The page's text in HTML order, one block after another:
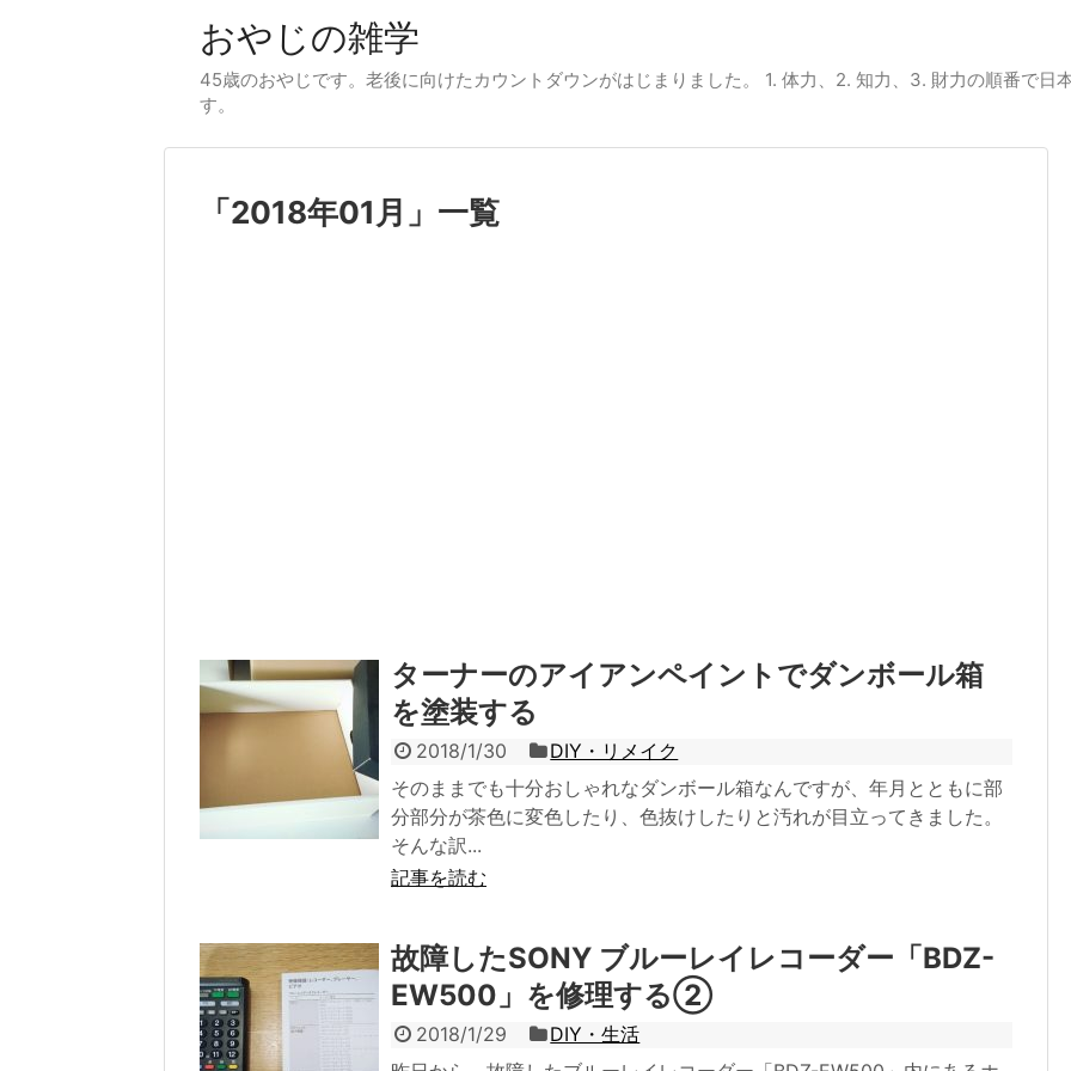
おやじの雑学
45歳のおやじです。老後に向けたカウントダウンがはじまりました。 1. 体力、2. 知力、3. 財力の順番で日
す。
「 2018年01月 」 一覧
ターナーのアイアンペイントでダンボール箱
を塗装する
2018/1/30
DIY・リメイク
そのままでも十分おしゃれなダンボール箱なんですが、年月とともに部
分部分が茶色に変色したり、色抜けしたりと汚れが目立ってきました。
そんな訳...
記事を読む
故障したSONY ブルーレイレコーダー「BDZ-
EW500」を修理する②
2018/1/29
DIY・生活